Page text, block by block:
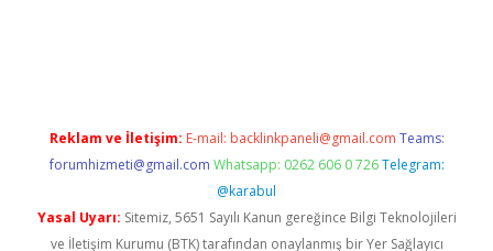
Reklam ve İletişim: E-mail: backlinkpaneli@gmail.com Teams:
forumhizmeti@gmail.com Whatsapp: 0262 606 0 726 Telegram:
@karabul
Yasal Uyarı: Sitemiz, 5651 Sayılı Kanun gereğince Bilgi Teknolojileri
ve İletişim Kurumu (BTK) tarafından onaylanmış bir Yer Sağlayıcı